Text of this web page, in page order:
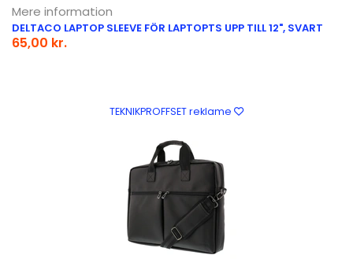
Mere information
DELTACO LAPTOP SLEEVE FÖR LAPTOPTS UPP TILL 12", SVART
65,00 kr.
TEKNIKPROFFSET reklame